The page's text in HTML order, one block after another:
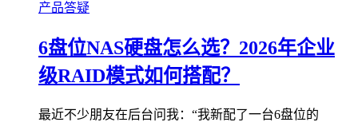
产品答疑
6盘位NAS硬盘怎么选？2026年企业
级RAID模式如何搭配？
最近不少朋友在后台问我：“我新配了一台6盘位的